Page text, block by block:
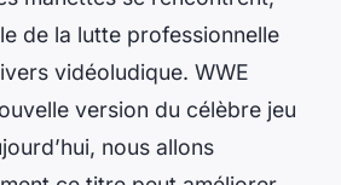
de la lutte professionnelle
vidéoludique. WWE
version du célèbre jeu
nous allons